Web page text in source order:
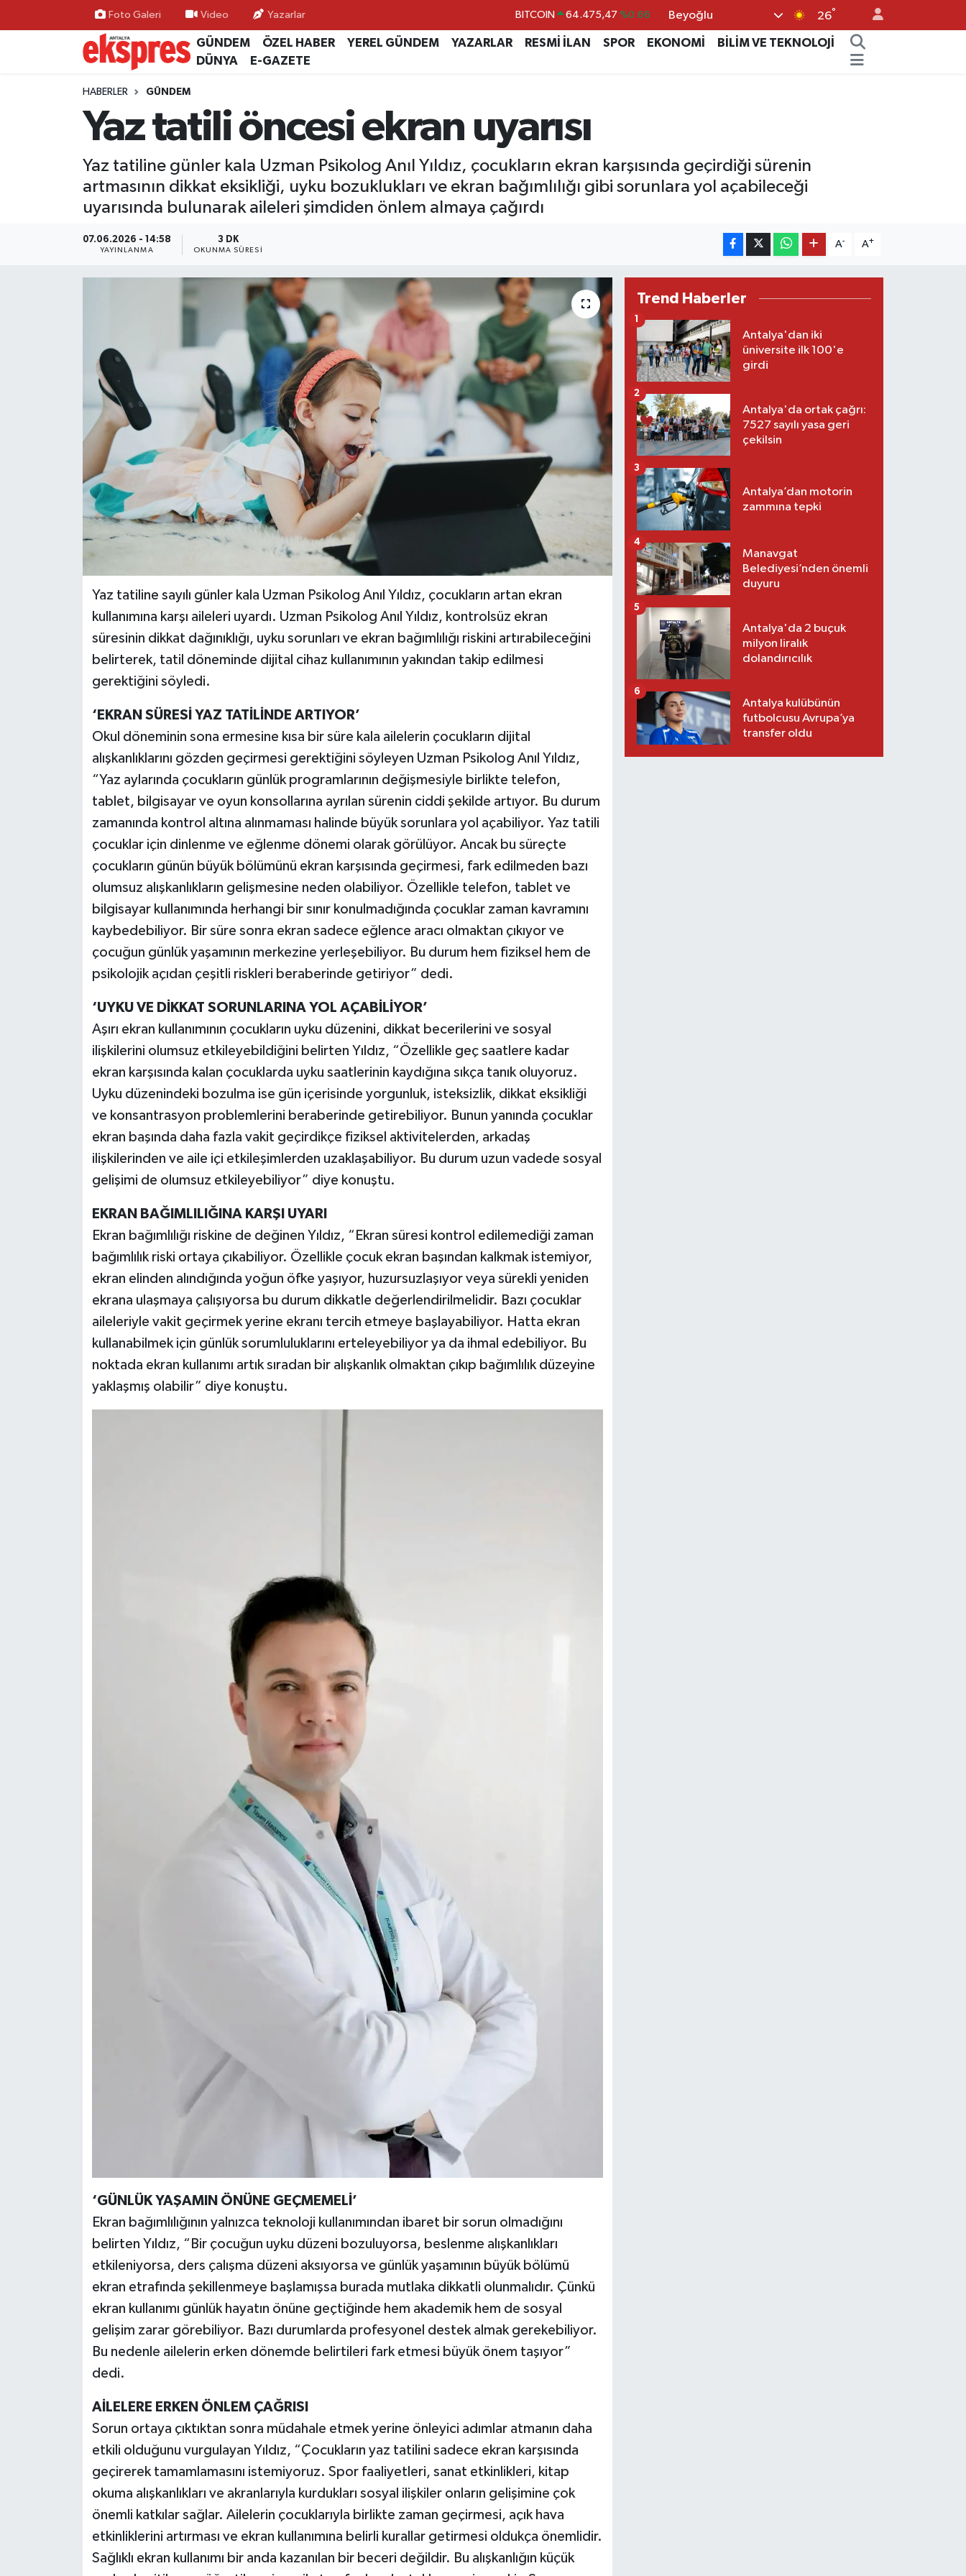
Foto Galeri Video Yazarlar DOLAR 47,5971 %0.05
EURO 55,1336 %0.18
BİST100
BITCOIN 64.475,47
Beyoğlu 26°
GÜNDEM ÖZEL HABER YEREL GÜNDEM YAZARLAR RESMİ İLAN SPOR EKONOMİ
BİLİM VE TEKNOLOJİ
DÜNYA
E-GAZETE
HABERLER GÜNDEM
Yaz tatili öncesi ekran uyarısı
Yaz tatiline günler kala Uzman Psikolog Anıl Yıldız, çocukların ekran karşısında geçirdiği sürenin
artmasının dikkat eksikliği, uyku bozuklukları ve ekran bağımlılığı gibi sorunlara yol açabileceği
uyarısında bulunarak aileleri şimdiden önlem almaya çağırdı
07.06.2026 - 14:58
YAYINLANMA
3 DK
OKUNMA SÜRESI
A- A+
Yaz tatiline sayılı günler kala Uzman Psikolog Anıl Yıldız, çocukların artan ekran
kullanımına karşı aileleri uyardı. Uzman Psikolog Anıl Yıldız, kontrolsüz ekran
süresinin dikkat dağınıklığı, uyku sorunları ve ekran bağımlılığı riskini artırabileceğini
belirterek, tatil döneminde dijital cihaz kullanımının yakından takip edilmesi
gerektiğini söyledi.
‘EKRAN SÜRESİ YAZ TATİLİNDE ARTIYOR’
Okul döneminin sona ermesine kısa bir süre kala ailelerin çocukların dijital
alışkanlıklarını gözden geçirmesi gerektiğini söyleyen Uzman Psikolog Anıl Yıldız,
“Yaz aylarında çocukların günlük programlarının değişmesiyle birlikte telefon,
tablet, bilgisayar ve oyun konsollarına ayrılan sürenin ciddi şekilde artıyor. Bu durum
zamanında kontrol altına alınmaması halinde büyük sorunlara yol açabiliyor. Yaz tatili
çocuklar için dinlenme ve eğlenme dönemi olarak görülüyor. Ancak bu süreçte
çocukların günün büyük bölümünü ekran karşısında geçirmesi, fark edilmeden bazı
olumsuz alışkanlıkların gelişmesine neden olabiliyor. Özellikle telefon, tablet ve
bilgisayar kullanımında herhangi bir sınır konulmadığında çocuklar zaman kavramını
kaybedebiliyor. Bir süre sonra ekran sadece eğlence aracı olmaktan çıkıyor ve
çocuğun günlük yaşamının merkezine yerleşebiliyor. Bu durum hem fiziksel hem de
psikolojik açıdan çeşitli riskleri beraberinde getiriyor” dedi.
‘UYKU VE DİKKAT SORUNLARINA YOL AÇABİLİYOR’
Aşırı ekran kullanımının çocukların uyku düzenini, dikkat becerilerini ve sosyal
ilişkilerini olumsuz etkileyebildiğini belirten Yıldız, “Özellikle geç saatlere kadar
ekran karşısında kalan çocuklarda uyku saatlerinin kaydığına sıkça tanık oluyoruz.
Uyku düzenindeki bozulma ise gün içerisinde yorgunluk, isteksizlik, dikkat eksikliği
ve konsantrasyon problemlerini beraberinde getirebiliyor. Bunun yanında çocuklar
ekran başında daha fazla vakit geçirdikçe fiziksel aktivitelerden, arkadaş
ilişkilerinden ve aile içi etkileşimlerden uzaklaşabiliyor. Bu durum uzun vadede sosyal
gelişimi de olumsuz etkileyebiliyor” diye konuştu.
EKRAN BAĞIMLILIĞINA KARŞI UYARI
Ekran bağımlılığı riskine de değinen Yıldız, “Ekran süresi kontrol edilemediği zaman
bağımlılık riski ortaya çıkabiliyor. Özellikle çocuk ekran başından kalkmak istemiyor,
ekran elinden alındığında yoğun öfke yaşıyor, huzursuzlaşıyor veya sürekli yeniden
ekrana ulaşmaya çalışıyorsa bu durum dikkatle değerlendirilmelidir. Bazı çocuklar
aileleriyle vakit geçirmek yerine ekranı tercih etmeye başlayabiliyor. Hatta ekran
kullanabilmek için günlük sorumluluklarını erteleyebiliyor ya da ihmal edebiliyor. Bu
noktada ekran kullanımı artık sıradan bir alışkanlık olmaktan çıkıp bağımlılık düzeyine
yaklaşmış olabilir” diye konuştu.
‘GÜNLÜK YAŞAMIN ÖNÜNE GEÇMEMELİ’
Ekran bağımlılığının yalnızca teknoloji kullanımından ibaret bir sorun olmadığını
belirten Yıldız, “Bir çocuğun uyku düzeni bozuluyorsa, beslenme alışkanlıkları
etkileniyorsa, ders çalışma düzeni aksıyorsa ve günlük yaşamının büyük bölümü
ekran etrafında şekillenmeye başlamışsa burada mutlaka dikkatli olunmalıdır. Çünkü
ekran kullanımı günlük hayatın önüne geçtiğinde hem akademik hem de sosyal
gelişim zarar görebiliyor. Bazı durumlarda profesyonel destek almak gerekebiliyor.
Bu nedenle ailelerin erken dönemde belirtileri fark etmesi büyük önem taşıyor”
dedi.
AİLELERE ERKEN ÖNLEM ÇAĞRISI
Sorun ortaya çıktıktan sonra müdahale etmek yerine önleyici adımlar atmanın daha
etkili olduğunu vurgulayan Yıldız, “Çocukların yaz tatilini sadece ekran karşısında
geçirerek tamamlamasını istemiyoruz. Spor faaliyetleri, sanat etkinlikleri, kitap
okuma alışkanlıkları ve akranlarıyla kurdukları sosyal ilişkiler onların gelişimine çok
önemli katkılar sağlar. Ailelerin çocuklarıyla birlikte zaman geçirmesi, açık hava
etkinliklerini artırması ve ekran kullanımına belirli kurallar getirmesi oldukça önemlidir.
Sağlıklı ekran kullanımı bir anda kazanılan bir beceri değildir. Bu alışkanlığın küçük
Trend Haberler
Antalya'dan iki
üniversite ilk 100'e
girdi
1
Antalya'da ortak çağrı:
7527 sayılı yasa geri
çekilsin
2
Antalya’dan motorin
zammına tepki
3
Manavgat
Belediyesi’nden önemli
duyuru
4
Antalya'da 2 buçuk
milyon liralık
dolandırıcılık
5
Antalya kulübünün
futbolcusu Avrupa’ya
transfer oldu
6
ÖZEL HABER
GÜNDEM
YEREL GÜNDEM
EKONOMİ
VİDEO HABERLER
Nöbetçi Eczaneler
Hava Durumu
Trafik Durumu
Süper Lig Puan Durumu ve Fikstür
Son Dakika Haberleri